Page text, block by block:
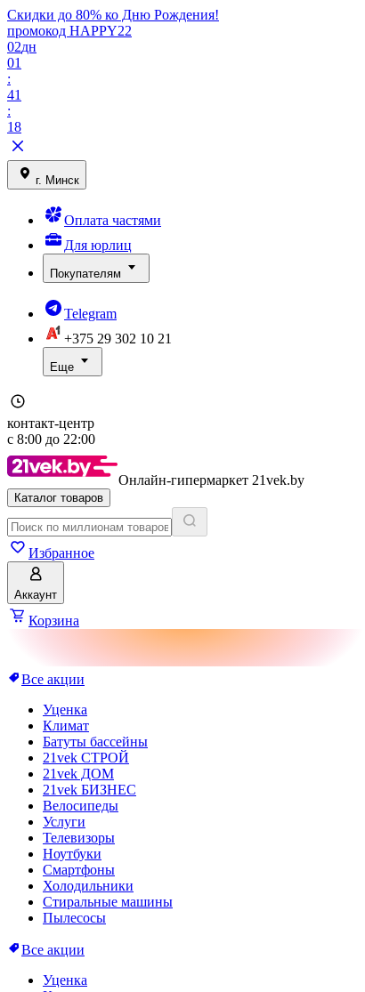
Скидки до 80% ко Дню Рождения!
промокод HAPPY22
02дн
01
:
41
:
18
г. Минск
Оплата частями
Для юрлиц
Покупателям
Telegram
+375 29 302 10 21
Еще
контакт-центр
с 8:00 до 22:00
Онлайн-гипермаркет 21vek.by
Каталог товаров
Избранное
Аккаунт
Корзина
Все акции
Уценка
Климат
Батуты бассейны
21vek СТРОЙ
21vek ДОМ
21vek БИЗНЕС
Велосипеды
Услуги
Телевизоры
Ноутбуки
Смартфоны
Холодильники
Стиральные машины
Пылесосы
Все акции
Уценка